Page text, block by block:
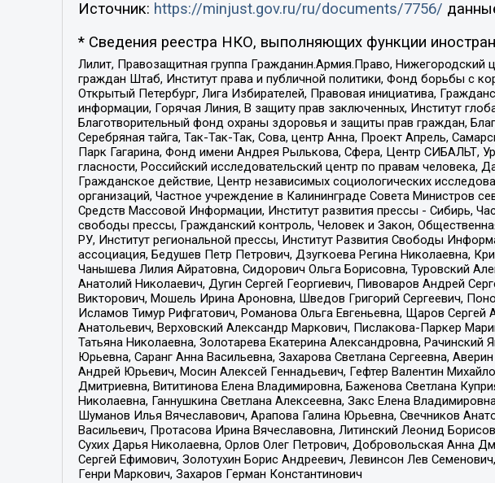
Источник: https://minjust.gov.ru/ru/documents/7756/
* Сведения реестра НКО, выполняющих функции
Лилит, Правозащитная группа Гражданин.Армия.Право,
граждан Штаб, Институт права и публичной политики, Фонд борьбы с
Открытый Петербург, Лига Избирателей, Правовая инициатива,
информации, Горячая Линия, В защиту прав заключенных, Институт
Благотворительный фонд охраны здоровья и защиты прав граждан,
Серебряная тайга, Так-Так-Так, Сова, центр Анна, Проект Апрель,
Парк Гагарина, Фонд имени Андрея Рылькова, Сфера, Центр СИБАЛЬТ,
гласности, Российский исследовательский центр по правам человека,
Гражданское действие, Центр независимых социологических
организаций, Частное учреждение в Калининграде Совета Министров
Средств Массовой Информации, Институт развития прессы - Сибирь,
свободы прессы, Гражданский контроль, Человек и Закон,
РУ, Институт региональной прессы, Институт Развития Свободы
ассоциация, Бедушев Петр Петрович, Дзугкоева Регина Николаевна,
Чанышева Лилия Айратовна, Сидорович Ольга Борисовна, Туровский
Анатолий Николаевич, Дугин Сергей Георгиевич, Пивоваров Андрей
Викторович, Мошель Ирина Ароновна, Шведов Григорий Сергеевич,
Исламов Тимур Рифгатович, Романова Ольга Евгеньевна, Щаров
Анатольевич, Верховский Александр Маркович, Пислакова-Паркер
Татьяна Николаевна, Золотарева Екатерина Александровна,
Юрьевна, Саранг Анна Васильевна, Захарова Светлана Сергеевна,
Андрей Юрьевич, Мосин Алексей Геннадьевич, Гефтер Валентин
Дмитриевна, Вититинова Елена Владимировна, Баженова Светлана
Николаевна, Ганнушкина Светлана Алексеевна, Закс Елена
Шуманов Илья Вячеславович, Арапова Галина Юрьевна, Свечников
Васильевич, Протасова Ирина Вячеславовна, Литинский Леонид
Сухих Дарья Николаевна, Орлов Олег Петрович, Добровольская Анна
Сергей Ефимович, Золотухин Борис Андреевич, Левинсон Лев
Генри Маркович, Захаров Герман Константинович